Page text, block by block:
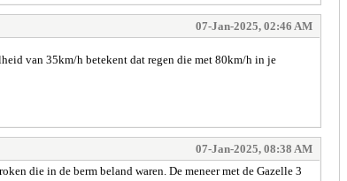
07-Jan-2025, 02:46 AM
van 35km/h betekent dat regen die met 80km/h in je
07-Jan-2025, 08:38 AM
die in de berm beland waren. De meneer met de Gazelle 3